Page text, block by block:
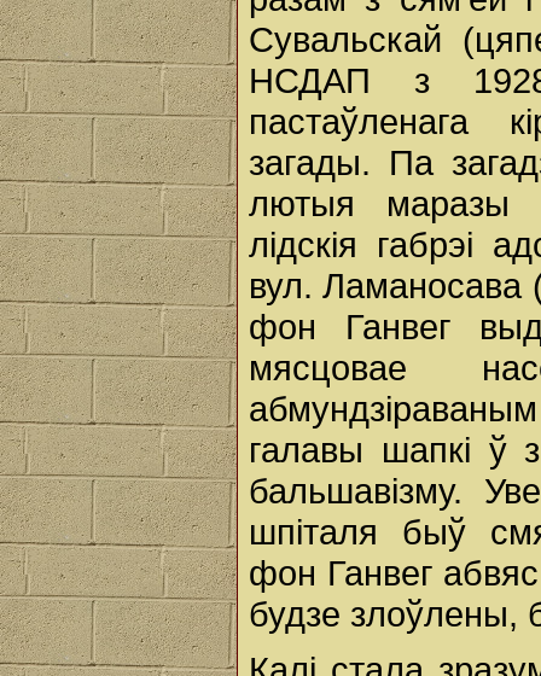
Сувальскай
НСДАП з 1928
пастаўленага
загады. Па
лютыя маразы
лідскія габрэі
вул. Ламаносава
фон Ганвег
мясцовае
галавы шапкі ў
бальшавізму.
шпіталя быў
фон Ганвег
будзе злоўлены,